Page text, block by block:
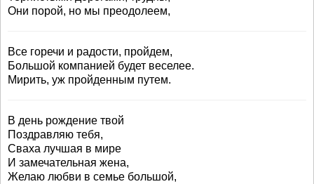
Они порой, но мы преодолеем,
Все горечи и радости, пройдем,
Большой компанией будет веселее.
Мирить, уж пройденным путем.
В день рождение твой
Поздравляю тебя,
Сваха лучшая в мире
И замечательная жена,
Желаю любви в семье большой,